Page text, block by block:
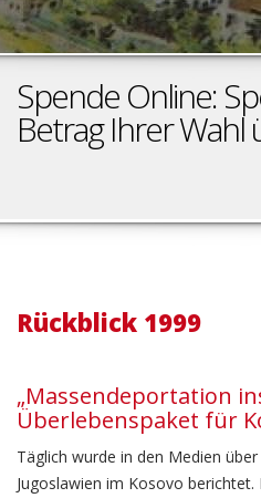
Spende Online:
Betrag Ihrer Wahl
Rückblick 1999
„Massendeportation
Überlebenspaket für
Täglich wurde in den Medien
Jugoslawien im Kosovo berichtet.